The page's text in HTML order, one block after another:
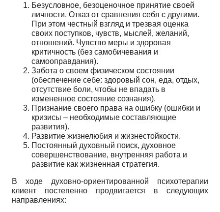
Безусловное, безоценочное принятие своей
личности. Отказ от сравнения себя с другими.
При этом честный взгляд и трезвая оценка
своих поступков, чувств, мыслей, желаний,
отношений. Чувство меры и здоровая
критичность (без самобичевания и
самооправдания).
Забота о своем физическом состоянии
(обеспечение себе: здоровый сон, еда, отдых,
отсутствие боли, чтобы не впадать в
измененное состояние сознания).
Признание своего права на ошибку (ошибки и
кризисы – необходимые составляющие
развития).
Развитие жизнелюбия и жизнестойкости.
Постоянный духовный поиск, духовное
совершенствование, внутренняя работа и
развитие как жизненная стратегия.
В ходе духовно-ориентированной психотерапии
клиент постепенно продвигается в следующих
направлениях: